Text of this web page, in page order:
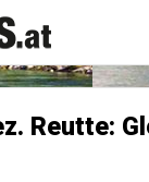
Reutte: